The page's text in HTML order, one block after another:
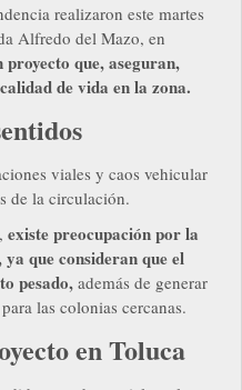
realizaron este martes
Alfredo del Mazo, en
que, aseguran,
de vida en la zona.
viales y caos vehicular
de la circulación.
existe preocupación por la
que consideran que el
pesado, además de generar
las colonias cercanas.
en Toluca